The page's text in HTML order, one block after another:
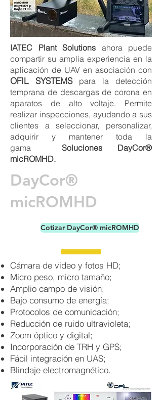
IATEC Plant Solutions ahora puede
compartir su amplia experiencia en la
aplicación de UAV en asociación con
OFIL SYSTEMSpara la detección
temprana de descargas de corona en
aparatos de alto voltaje. Permite
realizar inspecciones, ayudando a sus
clientes a seleccionar, personalizar,
adquirir y mantener toda la
gama
Soluciones DayCor®
micROMHD.
DayCor®
micROMHD
Cotizar DayCor® micROMHD
Cámara de video y fotos HD;
Micro peso, micro tamaño;
Amplio campo de visión;
Bajo consumo de energía;
Protocolos de comunicación;
Reducción de ruido ultravioleta;
Zoom óptico y digital;
Incorporación de TRH y GPS;
Fácil integración en UAS;
Blindaje electromagnético.